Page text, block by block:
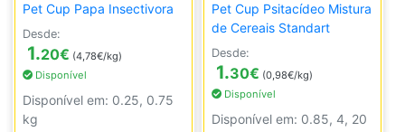
Pet Cup Papa Insectivora
Desde:
1.20€ (4,78€/kg)
Disponível
Disponível em: 0.25, 0.75
kg
Pet Cup Psitacídeo Mistura
de Cereais Standart
Desde:
1.30€ (0,98€/kg)
Disponível
Disponível em: 0.85, 4, 20